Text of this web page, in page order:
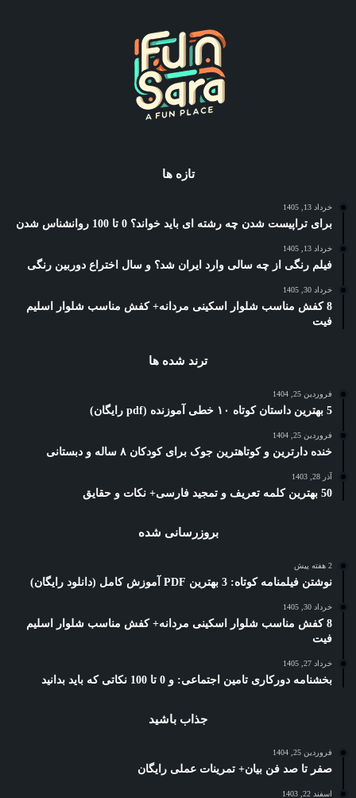
تازه ها
خرداد 13, 1405
برای تراپیست شدن چه رشته ای باید خواند؟ 0 تا 100 روانشناس شدن
خرداد 13, 1405
فیلم رنگی از چه سالی وارد ایران شد؟ و سال اختراع دوربین رنگی
خرداد 30, 1405
8 کفش مناسب شلوار اسکینی مردانه+ کفش مناسب شلوار اسلیم
فیت
ترند شده ها
فروردین 25, 1404
5 بهترین داستان کوتاه ۱۰ خطی آموزنده (pdf رایگان)
فروردین 25, 1404
خنده دارترین و کوتاهترین جوک برای کودکان ۸ ساله و دبستانی
آذر 28, 1403
50 بهترین کلمه تعریف و تمجید فارسی+ نکات و حقایق
بروزرسانی شده
2 هفته پیش
نوشتن فیلمنامه کوتاه: 3 بهترین PDF آموزش کامل (دانلود رایگان)
خرداد 30, 1405
8 کفش مناسب شلوار اسکینی مردانه+ کفش مناسب شلوار اسلیم
فیت
خرداد 27, 1405
بخشنامه دورکاری تامین اجتماعی: و 0 تا 100 نکاتی که باید بدانید
جذاب باشید
فروردین 25, 1404
صفر تا صد فن بیان+ تمرینات عملی رایگان
اسفند 22, 1403